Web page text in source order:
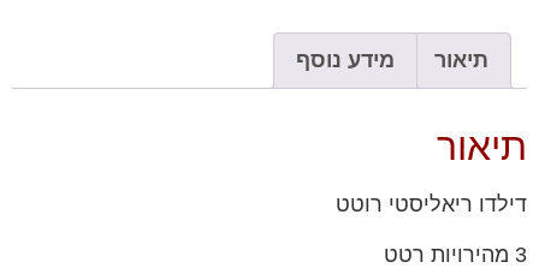
תיאור מידע נוסף
תיאור
דילדו ריאליסטי רוטט
3 מהירויות רטט